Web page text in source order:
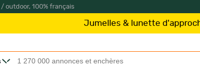
outdoor, 100% français
Jumelles & lunette d'approcheKite